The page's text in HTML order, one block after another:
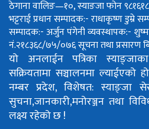
ठेगाना वालिङ—१०, स्याङजा फोन
भट्टराईप्रधान सम्पादक:- राधाकृष्ण डुम्रे
सम्पादक:- अर्जुन पंगेनीव्यवस्थापक:-
नं.२१८३६८/७५/०७६सूचना तथा प्रसारण
यो अनलाईन पत्रिका
सक्रियतामा सञ्चालनमा ल्याईएको
नम्बर प्रदेश, विशेषत: स्याङ्जा
सुचना,जानकारी,मनोरञ्जन तथा
लक्ष्य रहेको छ !